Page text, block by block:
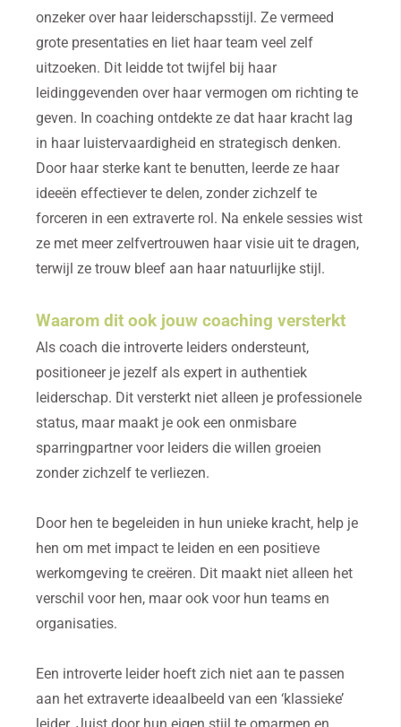
onzeker over haar leiderschapsstijl. Ze vermeed
grote presentaties en liet haar team veel zelf
uitzoeken. Dit leidde tot twijfel bij haar
leidinggevenden over haar vermogen om richting te
geven. In coaching ontdekte ze dat haar kracht lag
in haar luistervaardigheid en strategisch denken.
Door haar sterke kant te benutten, leerde ze haar
ideeën effectiever te delen, zonder zichzelf te
forceren in een extraverte rol. Na enkele sessies wist
ze met meer zelfvertrouwen haar visie uit te dragen,
terwijl ze trouw bleef aan haar natuurlijke stijl.
Waarom dit ook jouw coaching versterkt
Als coach die introverte leiders ondersteunt,
positioneer je jezelf als expert in authentiek
leiderschap. Dit versterkt niet alleen je professionele
status, maar maakt je ook een onmisbare
sparringpartner voor leiders die willen groeien
zonder zichzelf te verliezen.
Door hen te begeleiden in hun unieke kracht, help je
hen om met impact te leiden en een positieve
werkomgeving te creëren. Dit maakt niet alleen het
verschil voor hen, maar ook voor hun teams en
organisaties.
Een introverte leider hoeft zich niet aan te passen
aan het extraverte ideaalbeeld van een ‘klassieke’